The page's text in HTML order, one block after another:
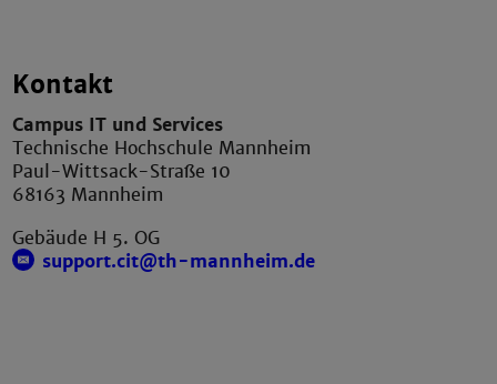
Kontakt
Campus IT und Services
Technische Hochschule Mannheim
Paul-Wittsack-Straße 10
68163 Mannheim
Gebäude H 5. OG
support.cit@th-mannheim.de